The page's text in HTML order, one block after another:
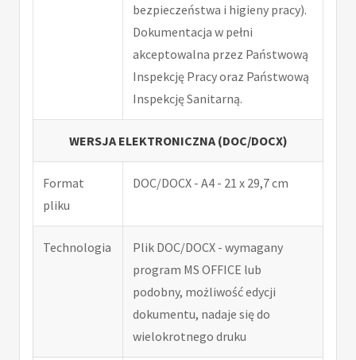
bezpieczeństwa i higieny pracy).
Dokumentacja w pełni
akceptowalna przez Państwową
Inspekcję Pracy oraz Państwową
Inspekcję Sanitarną.
WERSJA ELEKTRONICZNA (DOC/DOCX)
Format
pliku
DOC/DOCX - A4 - 21 x 29,7 cm
Technologia
Plik DOC/DOCX - wymagany
program MS OFFICE lub
podobny, możliwość edycji
dokumentu, nadaje się do
wielokrotnego druku